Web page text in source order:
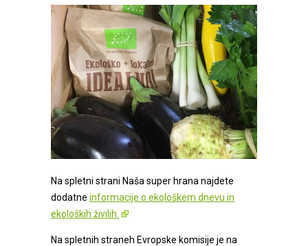
Na spletni strani Naša super hrana najdete
dodatne informacije o ekološkem dnevu in
ekoloških živilih.
Na spletnih straneh Evropske komisije je na